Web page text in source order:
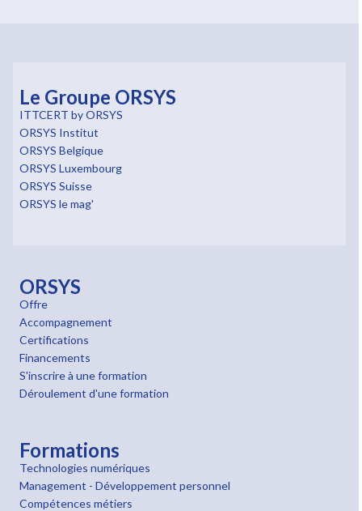
Le Groupe ORSYS
ITTCERT by ORSYS
ORSYS Institut
ORSYS Belgique
ORSYS Luxembourg
ORSYS Suisse
ORSYS le mag'
ORSYS
Offre
Accompagnement
Certifications
Financements
S'inscrire à une formation
Déroulement d'une formation
Formations
Technologies numériques
Management - Développement personnel
Compétences métiers